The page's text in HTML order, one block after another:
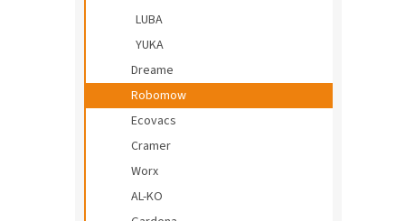
LUBA
YUKA
Dreame
Robomow
Ecovacs
Cramer
Worx
AL-KO